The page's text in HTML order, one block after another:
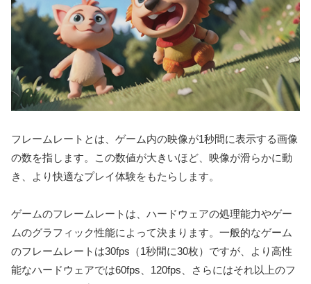
フレームレートとは、ゲーム内の映像が1秒間に表示する画像
の数を指します。この数値が大きいほど、映像が滑らかに動
き、より快適なプレイ体験をもたらします。
ゲームのフレームレートは、ハードウェアの処理能力やゲー
ムのグラフィック性能によって決まります。一般的なゲーム
のフレームレートは30fps（1秒間に30枚）ですが、より高性
能なハードウェアでは60fps、120fps、さらにはそれ以上のフ